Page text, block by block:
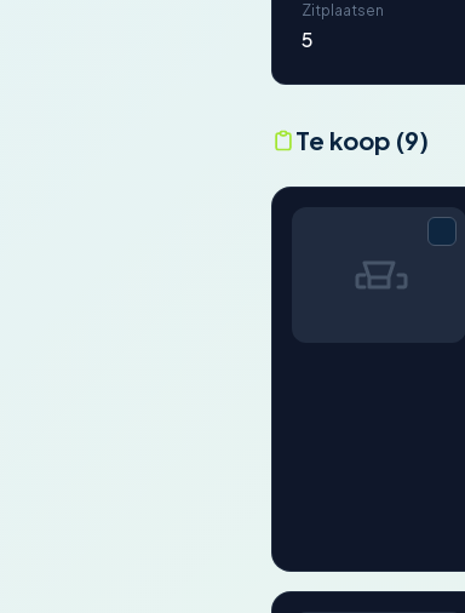
Zitplaatsen
5
Te koop (9)